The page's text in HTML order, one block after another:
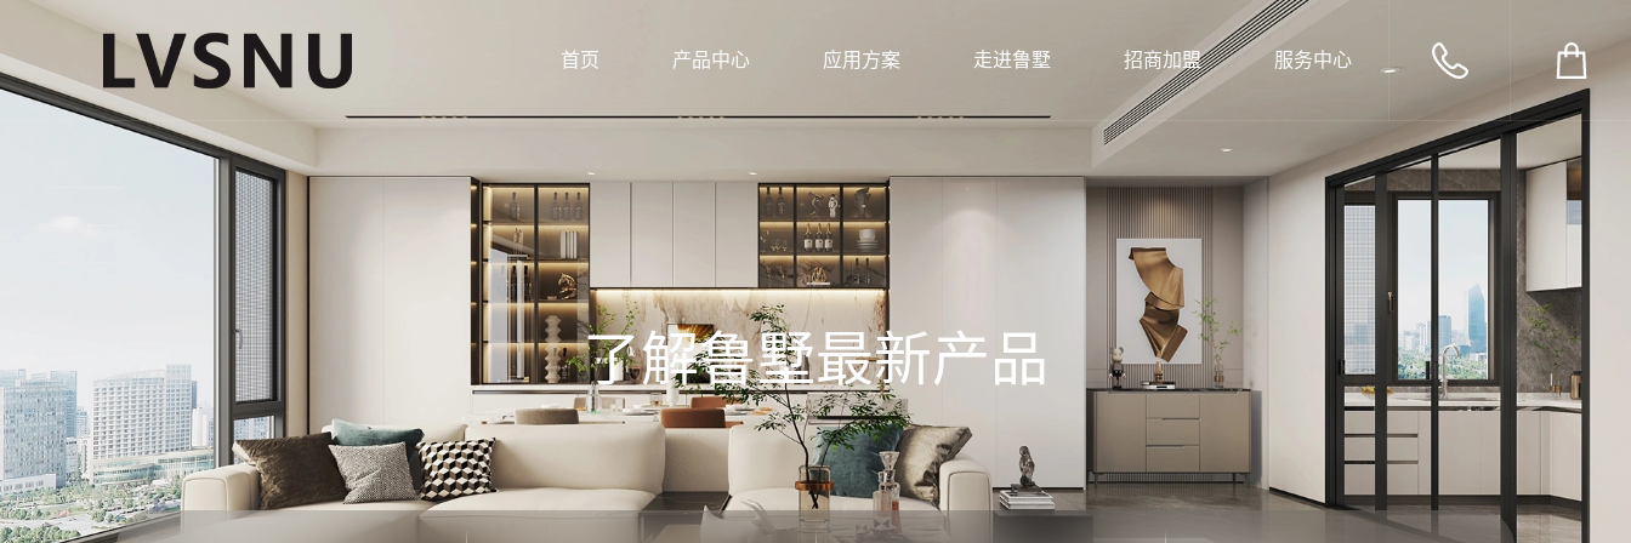
首页 产品中心 应用方案 走进鲁墅 招商加盟 服务中心
了解鲁墅最新产品